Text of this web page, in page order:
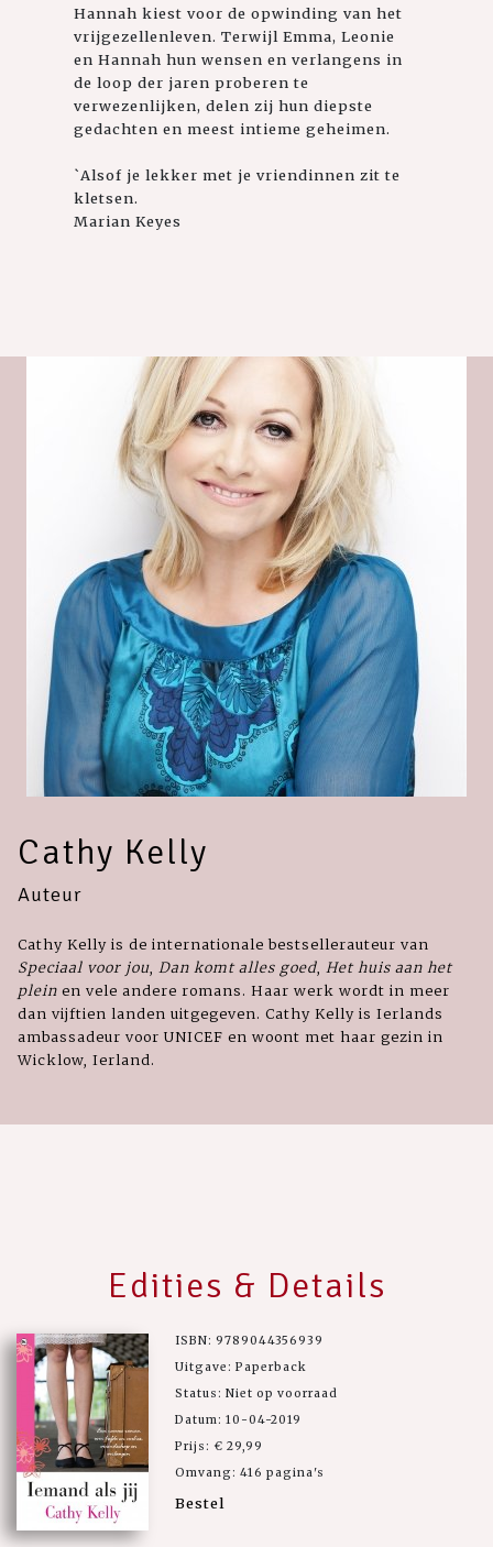
Hannah kiest voor de opwinding van het
vrijgezellenleven. Terwijl Emma, Leonie
en Hannah hun wensen en verlangens in
de loop der jaren proberen te
verwezenlijken, delen zij hun diepste
gedachten en meest intieme geheimen.
`Alsof je lekker met je vriendinnen zit te
kletsen.
Marian Keyes
Cathy Kelly
Auteur
Cathy Kelly is de internationale bestsellerauteur van
Speciaal voor jou
Dan komt alles goed
Het huis aan het
plein en vele andere romans. Haar werk wordt in meer
dan vijftien landen uitgegeven. Cathy Kelly is Ierlands
ambassadeur voor UNICEF en woont met haar gezin in
Wicklow, Ierland.
Edities & Details
ISBN: 9789044356939
Uitgave: Paperback
Status: Niet op voorraad
Datum: 10-04-2019
Prijs: € 29,99
Omvang: 416 pagina's
Bestel